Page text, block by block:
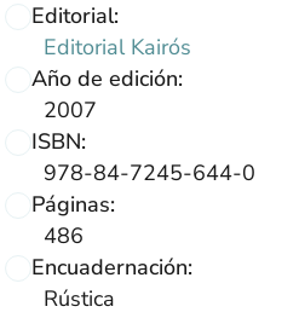
Editorial:
Editorial Kairós
Año de edición:
2007
ISBN:
978-84-7245-644-0
Páginas:
486
Encuadernación:
Rústica